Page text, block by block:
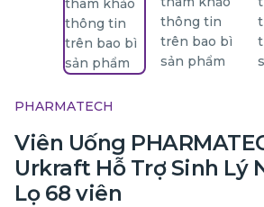
PHARMATECH
Viên Uống
Urkraft Hỗ Trợ Sinh Lý
Lọ 68 viên